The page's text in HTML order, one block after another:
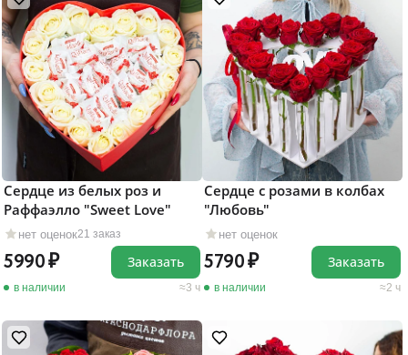
нет оценок21 заказ
Сердце из белых роз и
Раффаэлло "Sweet Love"
5990
в наличии 3 ч
Заказать
нет оценок
Сердце с розами в колбах
"Любовь"
5790
в наличии 2 ч
Заказать